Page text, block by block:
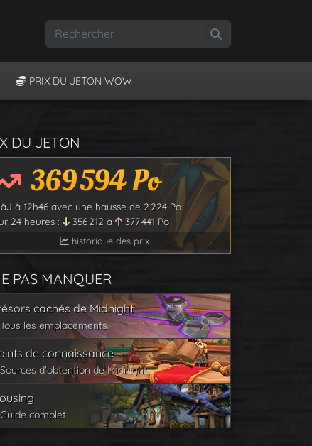
PRIX DU JETON WOW
DU JETON
369 594Po
à 12h46 avec une hausse de 2 224 Po
24 heures :
356 212 à 377 441 Po
historique des prix
PAS MANQUER
cachés de Midnight
Tous les emplacements
de connaissance
Sources d'obtention de Midnight
Guide complet